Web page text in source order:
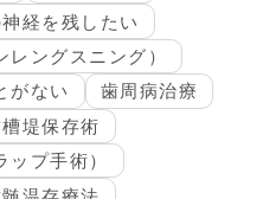
経を残したい
ングスニング）
がない
歯周病治療
堤保存術
プ手術）